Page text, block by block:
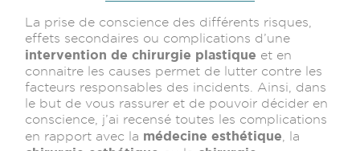
La prise de conscience des différents risques,
effets secondaires ou complications d’une
intervention de chirurgie plastique et en
connaitre les causes permet de lutter contre les
facteurs responsables des incidents. Ainsi, dans
le but de vous rassurer et de pouvoir décider en
conscience, j’ai recensé toutes les complications
en rapport avec la médecine esthétique , la